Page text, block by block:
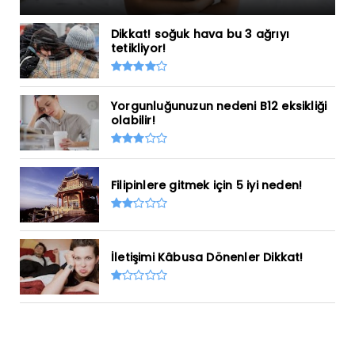
Dikkat! soğuk hava bu 3 ağrıyı
tetikliyor!
Yorgunluğunuzun nedeni B12 eksikliği
olabilir!
Filipinlere gitmek için 5 iyi neden!
İletişimi Kâbusa Dönenler Dikkat!